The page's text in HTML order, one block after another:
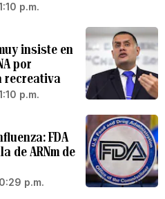
p.m.
insiste en
por
recreativa
p.m.
FDA
de ARNm de
p.m.